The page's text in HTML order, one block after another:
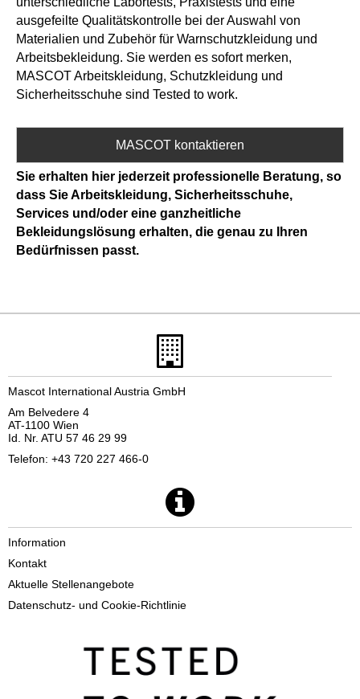
ausgefeilte Qualitätskontrolle bei der Auswahl von
Materialien und Zubehör für Warnschutzkleidung und
Arbeitsbekleidung. Sie werden es sofort merken,
MASCOT Arbeitskleidung, Schutzkleidung und
Sicherheitsschuhe sind Tested to work.
MASCOT kontaktieren
Sie erhalten hier jederzeit professionelle Beratung, so
dass Sie Arbeitskleidung, Sicherheitsschuhe,
Services und/oder eine ganzheitliche
Bekleidungslösung erhalten, die genau zu Ihren
Bedürfnissen passt.
Mascot International Austria GmbH
Am Belvedere 4
AT-1100 Wien
Id. Nr. ATU 57 46 29 99
Telefon: +43 720 227 466-0
Information
Kontakt
Aktuelle Stellenangebote
Datenschutz- und Cookie-Richtlinie